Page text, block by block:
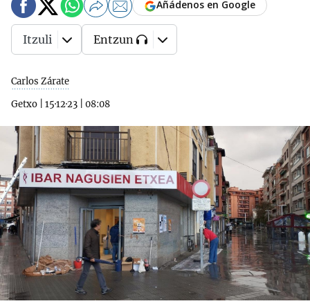
Carlos Zárate
Getxo
15·12·23 08:08
Añádenos en Google
Itzuli Entzun